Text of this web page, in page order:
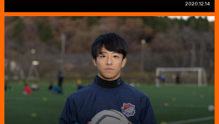
2020.12.14